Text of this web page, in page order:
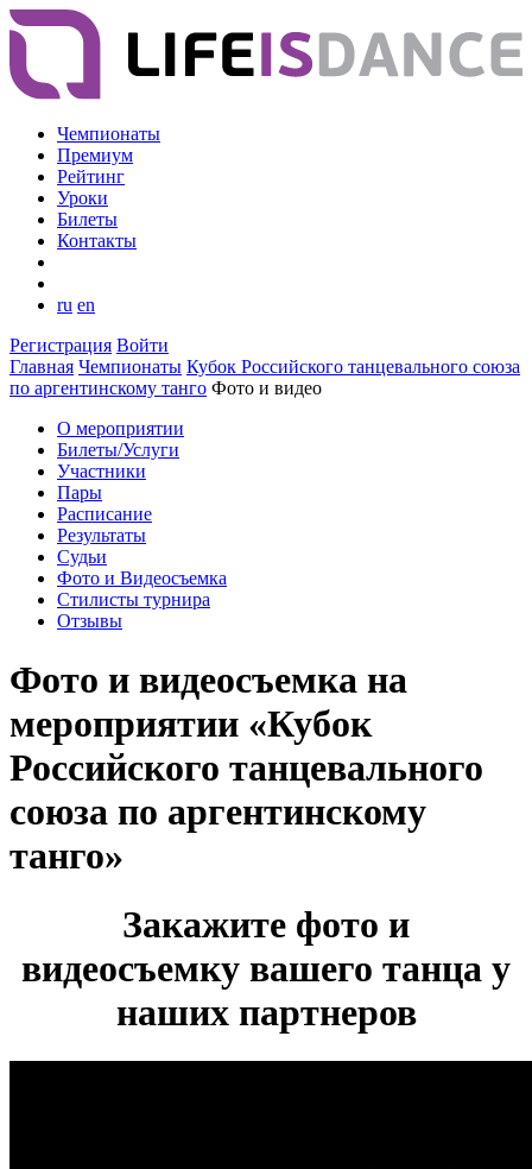
Чемпионаты
Премиум
Рейтинг
Уроки
Билеты
Контакты
ru en
Регистрация Войти
Главная Чемпионаты Кубок Российского танцевального союза
по аргентинскому танго Фото и видео
О мероприятии
Билеты/Услуги
Участники
Пары
Расписание
Результаты
Судьи
Фото и Видеосъемка
Стилисты турнира
Отзывы
Фото и видеосъемка на
мероприятии «Кубок
Российского танцевального
союза по аргентинскому
танго»
Закажите фото и
видеосъемку вашего танца у
наших партнеров